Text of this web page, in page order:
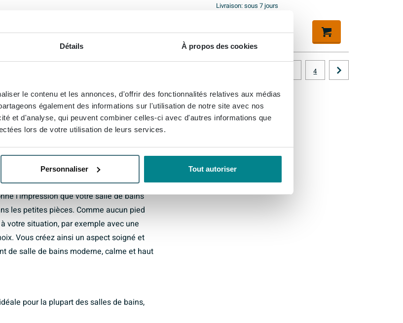
Détails À propos des cookies
le contenu et les annonces, d'offrir des fonctionnalités relatives aux médias
également des informations sur l'utilisation de notre site avec nos
et d'analyse, qui peuvent combiner celles-ci avec d'autres informations que
lors de votre utilisation de leurs services.
Personnaliser Tout autoriser
un matériau réputé pour sa solidité
particulièrement indéformable et
lorsque vous y entrez. La couche
l’usure, très résistante aux produits de
années. Autre avantage : la surface est
aspect luxueux, mais aide aussi à
une solution durable et de
de nombreuses années.
dans quasiment tous les
assure un raccord net avec votre
forme un tout visuellement
l’impression que votre salle de bains
les petites pièces. Comme aucun pied
votre situation, par exemple avec une
Vous créez ainsi un aspect soigné et
de salle de bains moderne, calme et haut
pour la plupart des salles de bains,
Livraison:sous 7 jours
159,99
4